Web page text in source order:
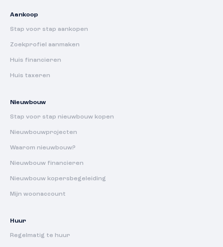
Aankoop
Stap voor stap aankopen
Zoekprofiel aanmaken
Huis financieren
Huis taxeren
Nieuwbouw
Stap voor stap nieuwbouw kopen
Nieuwbouwprojecten
Waarom nieuwbouw?
Nieuwbouw financieren
Nieuwbouw kopersbegeleiding
Mijn woonaccount
Huur
Regelmatig te huur